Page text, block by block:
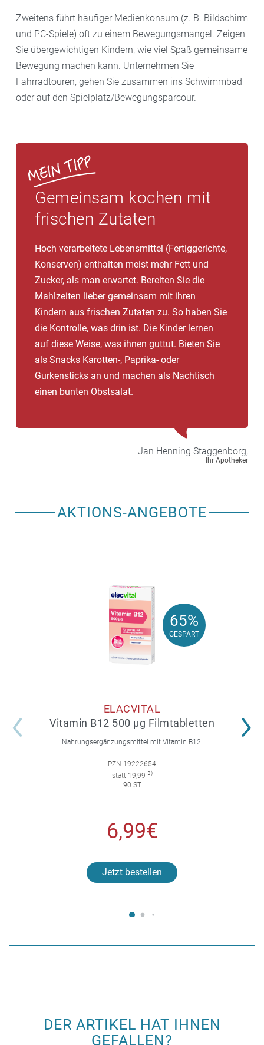
Zweitens führt häufiger Medienkonsum (z. B. Bildschirm
und PC-Spiele) oft zu einem Bewegungsmangel. Zeigen
Sie übergewichtigen Kindern, wie viel Spaß gemeinsame
Bewegung machen kann. Unternehmen Sie
Fahrradtouren, gehen Sie zusammen ins Schwimmbad
oder auf den Spielplatz/Bewegungsparcour.
Gemeinsam kochen mit
frischen Zutaten
Hoch verarbeitete Lebensmittel (Fertiggerichte,
Konserven) enthalten meist mehr Fett und
Zucker, als man erwartet. Bereiten Sie die
Mahlzeiten lieber gemeinsam mit ihren
Kindern aus frischen Zutaten zu. So haben Sie
die Kontrolle, was drin ist. Die Kinder lernen
auf diese Weise, was ihnen guttut. Bieten Sie
als Snacks Karotten-, Paprika- oder
Gurkensticks an und machen als Nachtisch
einen bunten Obstsalat.
Jan Henning Staggenborg,
Ihr Apotheker
AKTIONS-ANGEBOTE
65%
GESPART
65%
GESPART
ELACVITAL
Vitamin B12 500 µg Filmtabletten
Nahrungsergänzungsmittel mit Vitamin B12.
PZN 19222654
statt 19,99 3)
90 ST
6,99€
Jetzt bestellen
DER ARTIKEL HAT IHNEN
GEFALLEN?